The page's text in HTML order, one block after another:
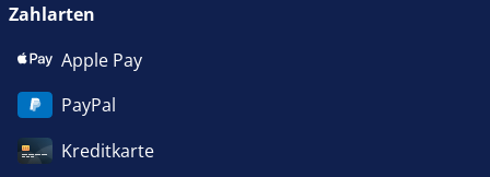
Zahlarten
Apple Pay
PayPal
Kreditkarte